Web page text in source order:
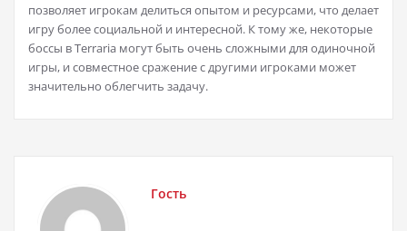
позволяет игрокам делиться опытом и ресурсами, что делает
игру более социальной и интересной. К тому же, некоторые
боссы в Terraria могут быть очень сложными для одиночной
игры, и совместное сражение с другими игроками может
значительно облегчить задачу.
Гость